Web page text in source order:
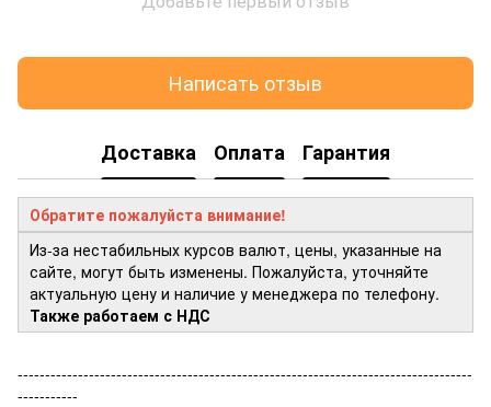
Написать отзыв
Доставка Оплата Гарантия
Обратите пожалуйста внимание!
Из-за нестабильных курсов валют, цены, указанные на
сайте, могут быть изменены. Пожалуйста, уточняйте
актуальную цену и наличие у менеджера по телефону.
Также работаем с НДС
-----------------------------------------------------------------------------------
-----------